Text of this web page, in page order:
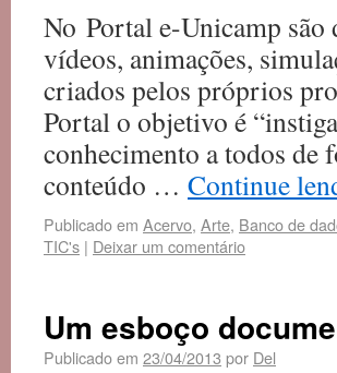
No Portal e-Unicamp
vídeos, animações,
criados pelos próprios
Portal o objetivo é
conhecimento a todos de
conteúdo … Continue
Publicado em Acervo, Arte, Banco de
TIC's | Deixar um comentário
Um esboço
Publicado em 23/04/2013 por Del